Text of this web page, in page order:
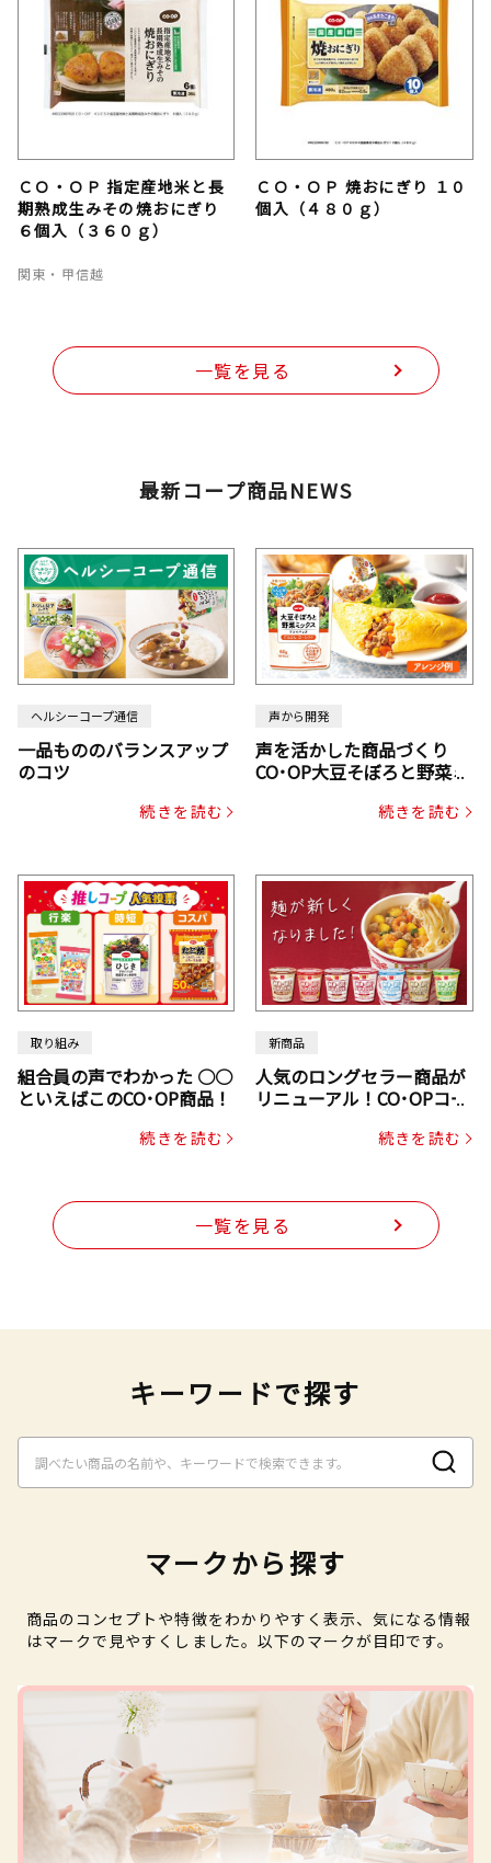
ＣＯ・ＯＰ 指定産地米と長
期熟成生みその焼おにぎり
６個入（３６０ｇ）
関東・甲信越
ＣＯ・ＯＰ 焼おにぎり １０
個入（４８０ｇ）
一覧を見る
最新コープ商品NEWS
ヘルシーコープ通信
一品もののバランスアップ
のコツ
続きを読む
声から開発
声を活かした商品づくり
CO･OP大豆そぼろと野菜ミ
じん・コーン入り）続きを読む
取り組み
組合員の声でわかった ○○
といえばこのCO･OP商品！
続きを読む
新商品
人気のロングセラー商品が
リニューアル！CO･OPコー
続きを読む
一覧を見る
キーワードで探す
マークから探す
商品のコンセプトや特徴をわかりやすく表示、気になる情報
はマークで見やすくしました。以下のマークが目印です。